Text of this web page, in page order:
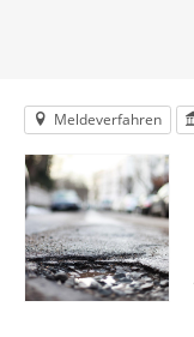
Meldeverfahren